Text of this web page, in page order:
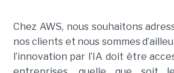
Chez AWS, nous souhaitons
nos clients et nous sommes
l’innovation par l’IA doit être